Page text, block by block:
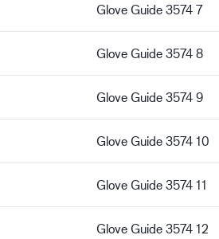
Glove Guide 3574 7
Glove Guide 3574 8
Glove Guide 3574 9
Glove Guide 3574 10
Glove Guide 3574 11
Glove Guide 3574 12